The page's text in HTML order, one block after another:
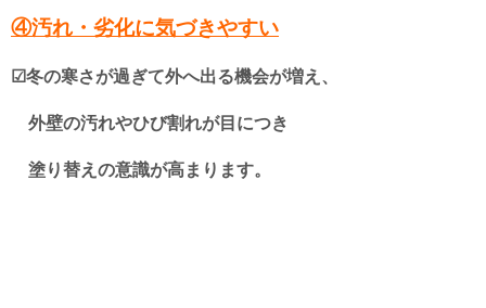
④汚れ・劣化に気づきやすい
☑冬の寒さが過ぎて外へ出る機会が増え、
外壁の汚れやひび割れが目につき
塗り替えの意識が高まります。